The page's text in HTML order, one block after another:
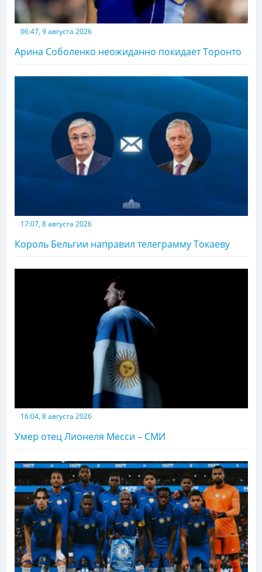
06:47, 9 августа 2026
Арина Соболенко неожиданно покидает Торонто
17:07, 8 августа 2026
Король Бельгии направил телеграмму Токаеву
16:04, 8 августа 2026
Умер отец Лионеля Месси – СМИ